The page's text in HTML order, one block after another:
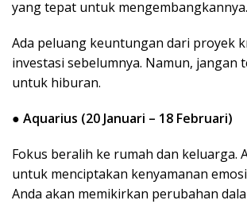
yang tepat untuk mengembangkannya.
Ada peluang keuntungan dari proyek
investasi sebelumnya. Namun, jangan
untuk hiburan.
● Aquarius (20 Januari – 18 Februari)
Fokus beralih ke rumah dan keluarga.
untuk menciptakan kenyamanan
Anda akan memikirkan perubahan